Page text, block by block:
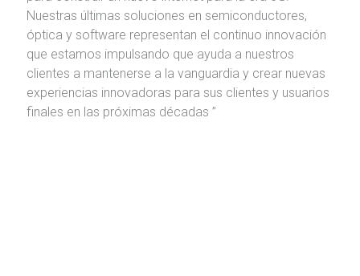
Nuestras últimas soluciones en semiconductores,
óptica y software representan el continuo innovación
que estamos impulsando que ayuda a nuestros
clientes a mantenerse a la vanguardia y crear nuevas
experiencias innovadoras para sus clientes y usuarios
finales en las próximas décadas ”